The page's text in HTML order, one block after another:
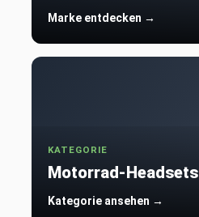
Marke entdecken →
KATEGORIE
Motorrad-Headsets
Kategorie ansehen →